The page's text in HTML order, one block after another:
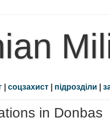
| соцзахист | підрозділи |
in Donbas